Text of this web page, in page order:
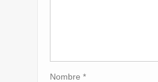
Nombre *